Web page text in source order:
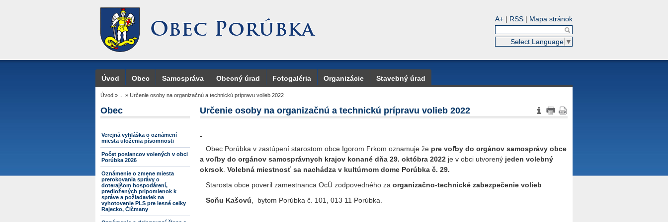
A+ | RSS | Mapa stránok
Select Language ▼
Úvod Obec Samospráva Obecný úrad Fotogaléria Organizácie Stavebný úrad
Úvod » » Určenie osoby na organizačnú a technickú prípravu volieb 2022
Obec
Verejná vyhláška o oznámení
miesta uloženia písomnosti
Počet poslancov volených v obci
Porúbka 2026
Oznámenie o zmene miesta
prerokovania správy o
doterajšom hospodárení,
predložených pripomienok k
správe a požiadaviek na
vyhotovenie PLS pre lesné celky
Rajecko, Čičmany
Určenie osoby na organizačnú a technickú prípravu volieb 2022
Obec Porúbka v zastúpení starostom obce Igorom Frkom oznamuje že pre voľby do orgánov samosprávy obce
a voľby do orgánov samosprávnych krajov konané dňa 29. októbra 2022 je v obci utvorený jeden volebný
okrsok Volebná miestnosť sa nachádza v kultúrnom dome Porúbka č. 29.
Starosta obce poveril zamestnanca OcÚ zodpovedného za organizačno-technické zabezpečenie volieb
Soňu Kašovú , bytom Porúbka č. 101, 013 11 Porúbka.